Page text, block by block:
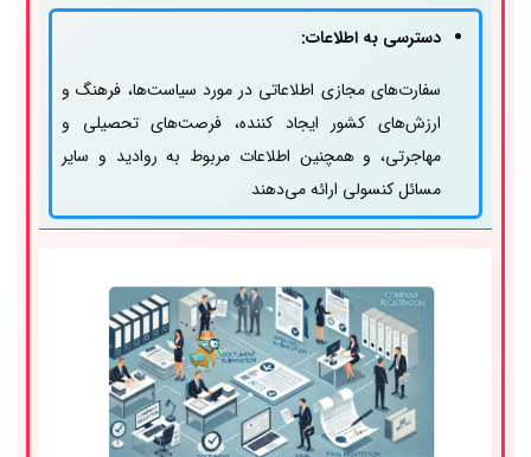
دسترسی به اطلاعات:
سفارت‌های مجازی اطلاعاتی در مورد سیاست‌ها، فرهنگ و
ارزش‌های کشور ایجاد کننده، فرصت‌های تحصیلی و
مهاجرتی، و همچنین اطلاعات مربوط به روادید و سایر
مسائل کنسولی ارائه می‌دهند